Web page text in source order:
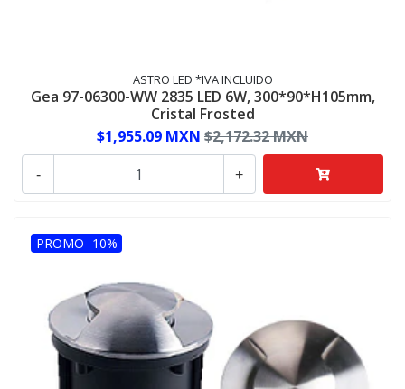
ASTRO LED *IVA INCLUIDO
Gea 97-06300-WW 2835 LED 6W, 300*90*H105mm,
Cristal Frosted
$1,955.09 MXN $2,172.32 MXN
+
-
PROMO -10%